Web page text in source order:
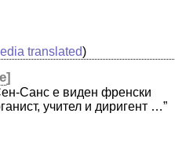
translated)
]
Санс е виден френски
учител и диригент …”